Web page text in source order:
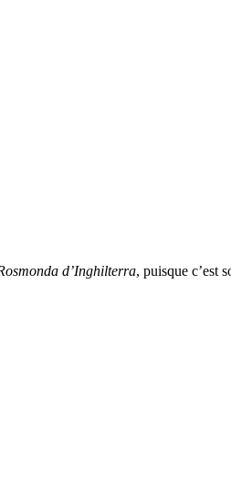
d’Inghilterra, puisque c’est